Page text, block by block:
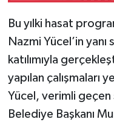
Bu yılki hasat
Nazmi Yücel’in
katılımıyla
yapılan çalışmaları
Yücel, verimli
Belediye Başkanı